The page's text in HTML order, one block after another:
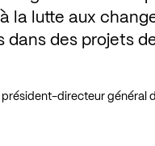
la lutte aux
dans des projets
directeur général